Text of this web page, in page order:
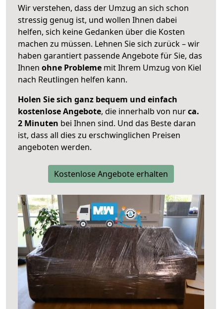
Wir verstehen, dass der Umzug an sich schon
stressig genug ist, und wollen Ihnen dabei
helfen, sich keine Gedanken über die Kosten
machen zu müssen. Lehnen Sie sich zurück – wir
haben garantiert passende Angebote für Sie, das
Ihnen ohne Probleme mit Ihrem Umzug von Kiel
nach Reutlingen helfen kann.
Holen Sie sich ganz bequem und einfach
kostenlose Angebote, die innerhalb von nurca.
2 Minuten bei Ihnen sind. Und das Beste daran
ist, dass all dies zu erschwinglichen Preisen
angeboten werden.
Kostenlose Angebote erhalten